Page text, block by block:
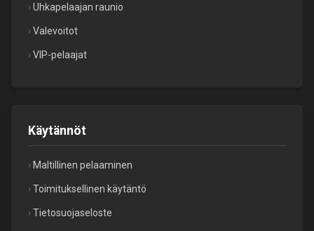
Uhkapelaajan raunio
Valevoitot
VIP-pelaajat
Käytännöt
Maltillinen pelaaminen
Toimituksellinen käytäntö
Tietosuojaseloste